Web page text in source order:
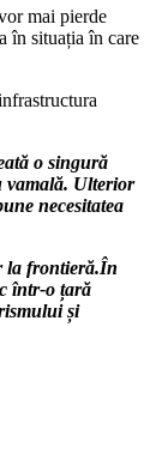
mai pierde
în situația în care
o singură
vamală. Ulterior
necesitatea
la frontieră.În
într-o țară
și